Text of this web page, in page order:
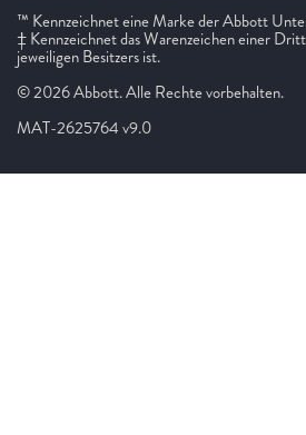
™ Kennzeichnet eine Marke der Abbott
‡ Kennzeichnet das Warenzeichen einer
jeweiligen Besitzers ist.
© 2026 Abbott. Alle Rechte vorbehalten.
MAT-2625764 v9.0